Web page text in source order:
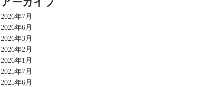
アーカイブ
2026年7月
2026年6月
2026年3月
2026年2月
2026年1月
2025年7月
2025年6月